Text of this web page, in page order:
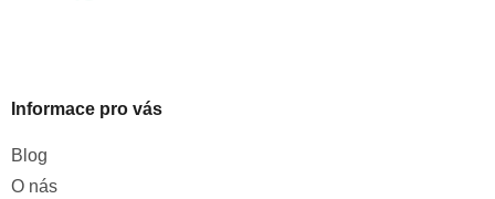
Informace pro vás
Blog
O nás